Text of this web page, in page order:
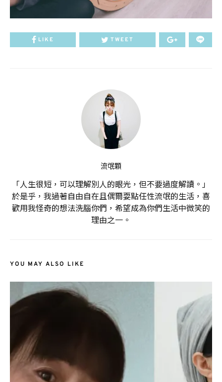
LIKE TWEET
流氓顆
「人生很短，可以理解別人的眼光，但不要過度解讀。」
於是乎，我過著自由自在且偶爾耍點任性流氓的生活，喜
歡用我怪奇的想法洗腦你們，希望成為你們生活中微笑的
理由之一。
YOU MAY ALSO LIKE